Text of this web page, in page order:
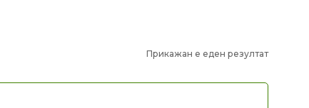
Прикажан е еден резултат